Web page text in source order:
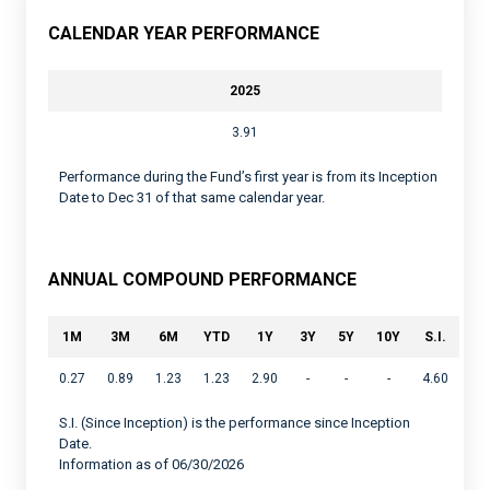
CALENDAR YEAR PERFORMANCE
2025
3.91
Performance during the Fund’s first year is from its Inception
Date to Dec 31 of that same calendar year.
ANNUAL COMPOUND PERFORMANCE
1M 3M 6M YTD 1Y 3Y 5Y 10Y S.I.
0.27 0.89 1.23 1.23 2.90 - - - 4.60
S.I. (Since Inception) is the performance since Inception
Date.
Information as of 06/30/2026